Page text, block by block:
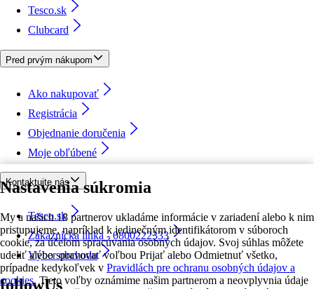
Nastavenia súkromia
My a našich 18 partnerov ukladáme informácie v zariadení alebo k nim
pristupujeme, napríklad k jedinečným identifikátorom v súboroch
cookie, za účelom spracúvania osobných údajov. Svoj súhlas môžete
udeliť alebo spravovať voľbou Prijať alebo Odmietnuť všetko,
prípadne kedykoľvek v Pravidlách pre ochranu osobných údajov a
cookies. Tieto voľby oznámime našim partnerom a neovplyvnia údaje
Tesco.sk
Clubcard
Pred prvým nákupom
Ako nakupovať
Registrácia
Objednanie doručenia
Moje obľúbené
Kontaktujte nás
Tesco.sk
Zákaznícka linka - 0800222333
Výber obchodu
followUs